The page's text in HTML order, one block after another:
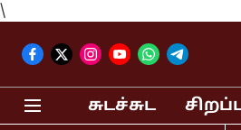
\
சுடச்சுட